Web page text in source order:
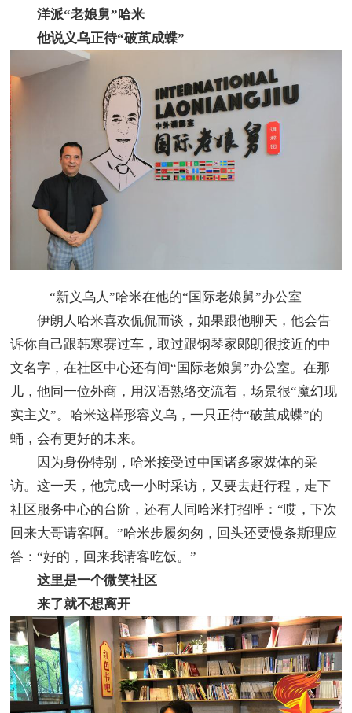
洋派“老娘舅”哈米
他说义乌正待“破茧成蝶”
“新义乌人”哈米在他的“国际老娘舅”办公室
伊朗人哈米喜欢侃侃而谈，如果跟他聊天，他会告
诉你自己跟韩寒赛过车，取过跟钢琴家郎朗很接近的中
文名字，在社区中心还有间“国际老娘舅”办公室。在那
儿，他同一位外商，用汉语熟络交流着，场景很“魔幻现
实主义”。哈米这样形容义乌，一只正待“破茧成蝶”的
蛹，会有更好的未来。
因为身份特别，哈米接受过中国诸多家媒体的采
访。这一天，他完成一小时采访，又要去赶行程，走下
社区服务中心的台阶，还有人同哈米打招呼：“哎，下次
回来大哥请客啊。”哈米步履匆匆，回头还要慢条斯理应
答：“好的，回来我请客吃饭。”
这里是一个微笑社区
来了就不想离开